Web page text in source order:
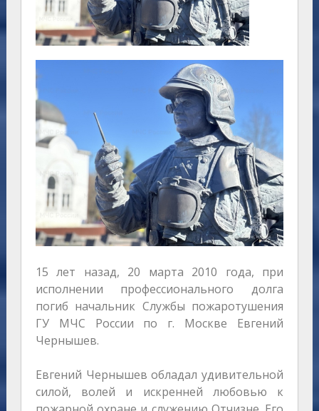
15 лет назад, 20 марта 2010 года, при
исполнении профессионального долга
погиб начальник Службы пожаротушения
ГУ МЧС России по г. Москве Евгений
Чернышев.
Евгений Чернышев обладал удивительной
силой, волей и искренней любовью к